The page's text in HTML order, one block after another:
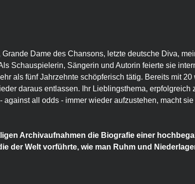
Dame des Chansons, letzte deutsche Diva,
Schauspielerin, Sängerin und Autorin feierte sie
als fünf Jahrzehnte schöpferisch tätig. Bereits mit 20
daraus entlassen. Ihr Lieblingsthema, erpfolgreich
against all odds - immer wieder aufzustehen, macht
Archivaufnahmen die Biografie einer
der Welt vorführte, wie man Ruhm und